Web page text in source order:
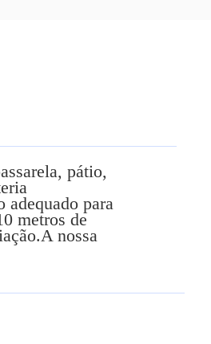
pátio,
adequado para
metros de
nossa